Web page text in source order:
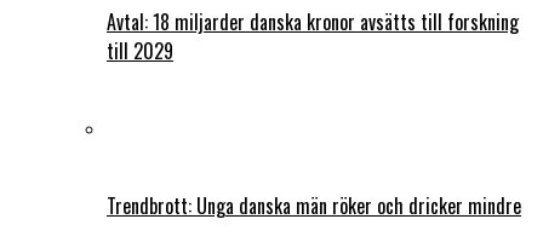
Avtal: 18 miljarder danska kronor avsätts till forskning
till 2029
Trendbrott: Unga danska män röker och dricker mindre